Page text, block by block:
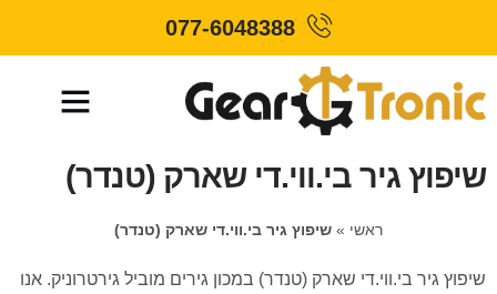
077-6048388
שיפוץ גיר בי.ווי.די שארק (טנדר)
ראשי » שיפוץ גיר בי.ווי.די שארק (טנדר)
שיפוץ גיר בי.ווי.די שארק (טנדר) במכון גירים מוביל גירטרוניק. אנו